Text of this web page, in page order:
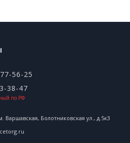
56-25
38-47
по РФ
Варшавская, Болотниковская ул., д.5к3